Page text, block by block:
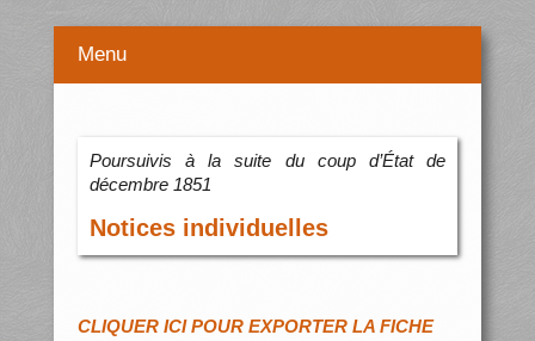
Menu
Poursuivis à la suite du coup d’État de
décembre 1851
Notices individuelles
CLIQUER ICI POUR EXPORTER LA FICHE